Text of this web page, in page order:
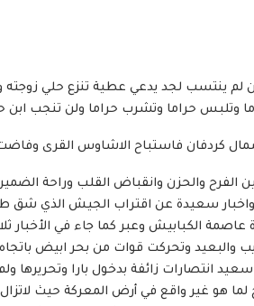
لم ينتسب لجد يدعي عطية تنزع حلي زوجته
وتلبس حراما وتشرب حراما ولن تنجب ابن
كردفان فاستباح الاشاوس القرى وفاضت
الفرح والحزن وانقباض القلب وراحة
واخبار سعيدة عن اقتراب الجيش الذي
الكبابيش وعبر كما جاء في الأخبار
والبعيد وتحركت قوات من بحر ابيض
سعيد انتصارات زائفة بدخول بارا
هو غير واقع في أرض المعركة حيث